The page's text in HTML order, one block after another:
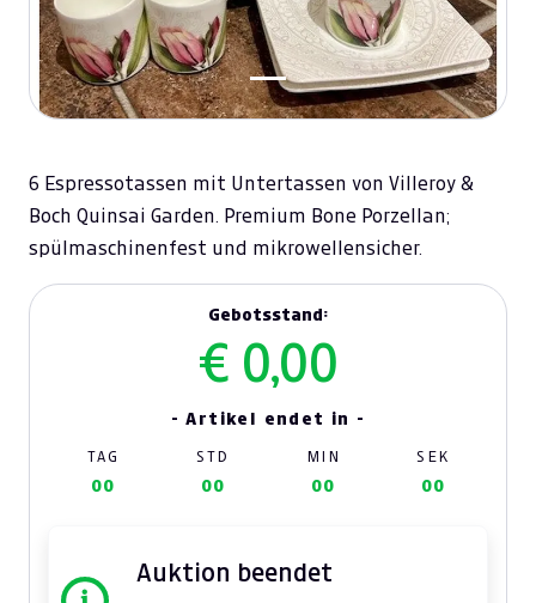
6 Espressotassen mit Untertassen von Villeroy &
Boch Quinsai Garden. Premium Bone Porzellan;
spülmaschinenfest und mikrowellensicher.
Gebotsstand:
€ 0,00
- Artikel endet in -
TAG STD MIN SEK
00 00 00 00
Auktion beendet